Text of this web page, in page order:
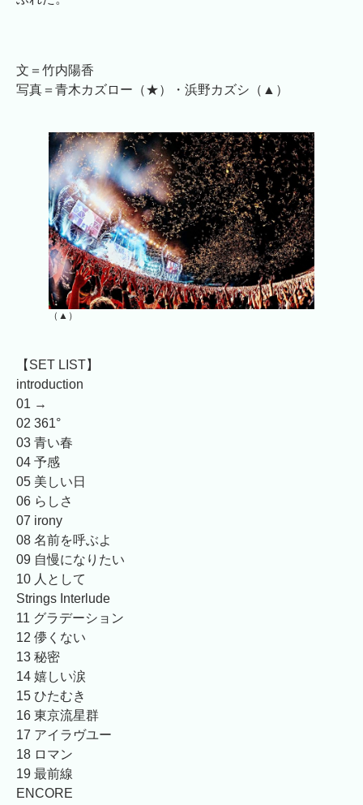
文＝竹内陽香
写真＝青木カズロー（★）・浜野カズシ（▲）
（▲）
【SET LIST】
introduction
01 →
02 361°
03 青い春
04 予感
05 美しい日
06 らしさ
07 irony
08 名前を呼ぶよ
09 自慢になりたい
10 人として
Strings Interlude
11 グラデーション
12 儚くない
13 秘密
14 嬉しい涙
15 ひたむき
16 東京流星群
17 アイラヴユー
18 ロマン
19 最前線
ENCORE